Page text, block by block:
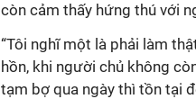
còn cảm thấy hứng thú với
“Tôi nghĩ một là phải làm
hồn, khi người chủ không
tạm bợ qua ngày thì tồn tại